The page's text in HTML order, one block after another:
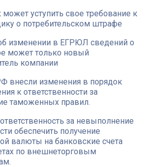
уступить свое требование к
о потребительском штрафе
изменении в ЕГРЮЛ сведений о
может только новый
компании
внесли изменения в порядок
к ответственности за
таможенных правил.
за невыполнение
обеспечить получение
валюты на банковские счета
по внешнеторговым